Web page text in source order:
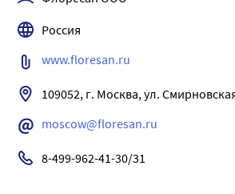
Россия
www.floresan.ru
109052, г. Москва, ул.
moscow@floresan.ru
8-499-962-41-30/31